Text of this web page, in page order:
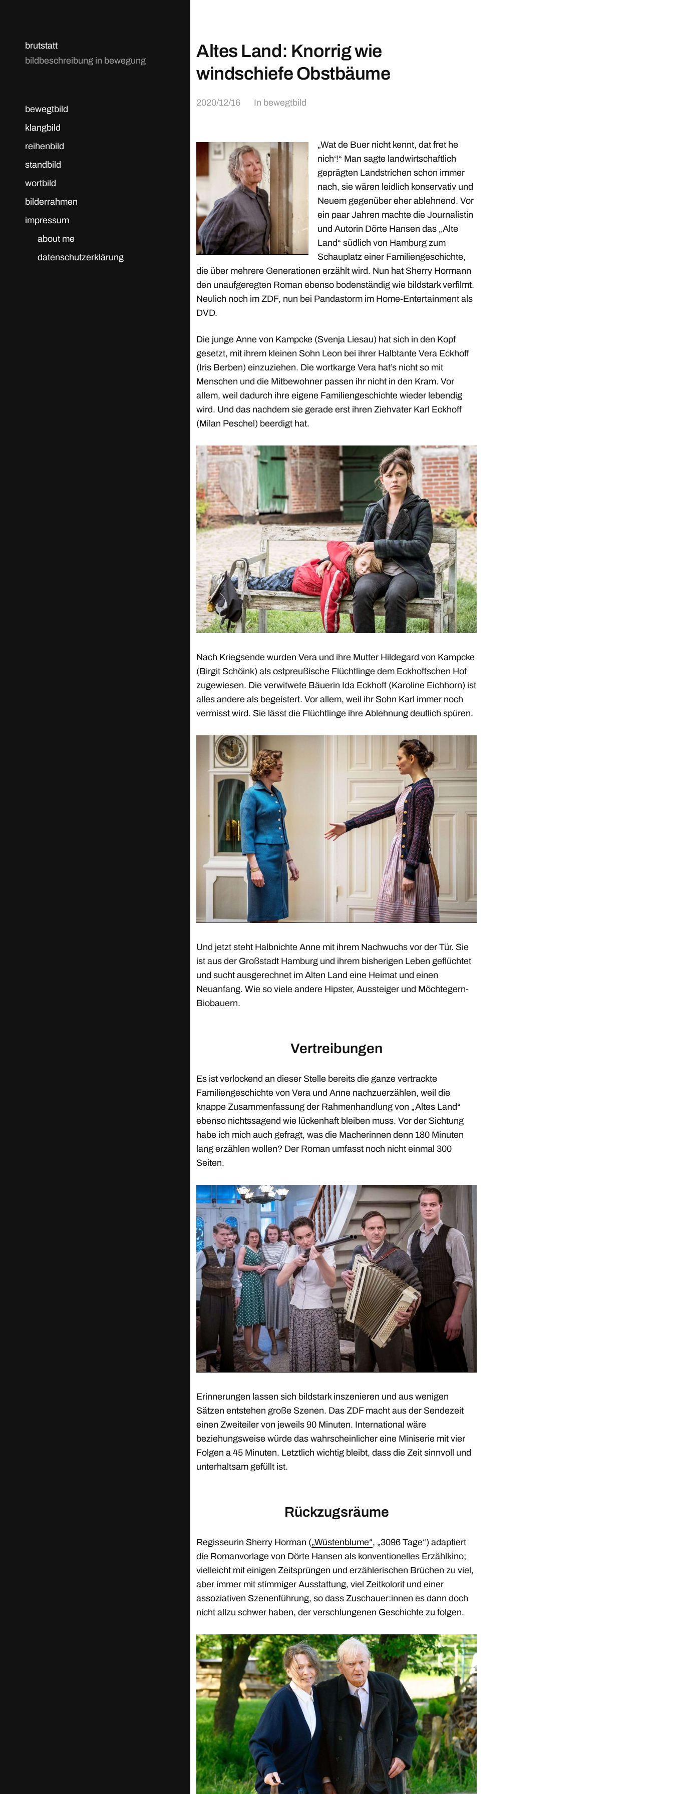
brutstatt
bildbeschreibung in bewegung
bewegtbild
klangbild
reihenbild
standbild
wortbild
bilderrahmen
impressum
about me
datenschutzerklärung
Altes Land: Knorrig wie
windschiefe Obstbäume
2020/12/16 In bewegtbild
„Wat de Buer nicht kennt, dat fret he
nich‘!“ Man sagte landwirtschaftlich
geprägten Landstrichen schon immer
nach, sie wären leidlich konservativ und
Neuem gegenüber eher ablehnend. Vor
ein paar Jahren machte die Journalistin
und Autorin Dörte Hansen das „Alte
Land“ südlich von Hamburg zum
Schauplatz einer Familiengeschichte,
die über mehrere Generationen erzählt wird. Nun hat Sherry Hormann
den unaufgeregten Roman ebenso bodenständig wie bildstark verfilmt.
Neulich noch im ZDF, nun bei Pandastorm im Home-Entertainment als
DVD.
Die junge Anne von Kampcke (Svenja Liesau) hat sich in den Kopf
gesetzt, mit ihrem kleinen Sohn Leon bei ihrer Halbtante Vera Eckhoff
(Iris Berben) einzuziehen. Die wortkarge Vera hat’s nicht so mit
Menschen und die Mitbewohner passen ihr nicht in den Kram. Vor
allem, weil dadurch ihre eigene Familiengeschichte wieder lebendig
wird. Und das nachdem sie gerade erst ihren Ziehvater Karl Eckhoff
(Milan Peschel) beerdigt hat.
Nach Kriegsende wurden Vera und ihre Mutter Hildegard von Kampcke
(Birgit Schöink) als ostpreußische Flüchtlinge dem Eckhoffschen Hof
zugewiesen. Die verwitwete Bäuerin Ida Eckhoff (Karoline Eichhorn) ist
alles andere als begeistert. Vor allem, weil ihr Sohn Karl immer noch
vermisst wird. Sie lässt die Flüchtlinge ihre Ablehnung deutlich spüren.
Und jetzt steht Halbnichte Anne mit ihrem Nachwuchs vor der Tür. Sie
ist aus der Großstadt Hamburg und ihrem bisherigen Leben geflüchtet
und sucht ausgerechnet im Alten Land eine Heimat und einen
Neuanfang. Wie so viele andere Hipster, Aussteiger und Möchtegern-
Biobauern.
Vertreibungen
Es ist verlockend an dieser Stelle bereits die ganze vertrackte
Familiengeschichte von Vera und Anne nachzuerzählen, weil die
knappe Zusammenfassung der Rahmenhandlung von „Altes Land“
ebenso nichtssagend wie lückenhaft bleiben muss. Vor der Sichtung
habe ich mich auch gefragt, was die Macherinnen denn 180 Minuten
lang erzählen wollen? Der Roman umfasst noch nicht einmal 300
Seiten.
Erinnerungen lassen sich bildstark inszenieren und aus wenigen
Sätzen entstehen große Szenen. Das ZDF macht aus der Sendezeit
einen Zweiteiler von jeweils 90 Minuten. International wäre
beziehungsweise würde das wahrscheinlicher eine Miniserie mit vier
Folgen a 45 Minuten. Letztlich wichtig bleibt, dass die Zeit sinnvoll und
unterhaltsam gefüllt ist.
Rückzugsräume
Regisseurin Sherry Horman („Wüstenblume“, „3096 Tage“) adaptiert
die Romanvorlage von Dörte Hansen als konventionelles Erzählkino;
vielleicht mit einigen Zeitsprüngen und erzählerischen Brüchen zu viel,
aber immer mit stimmiger Ausstattung, viel Zeitkolorit und einer
assoziativen Szenenführung, so dass Zuschauer:innen es dann doch
nicht allzu schwer haben, der verschlungenen Geschichte zu folgen.